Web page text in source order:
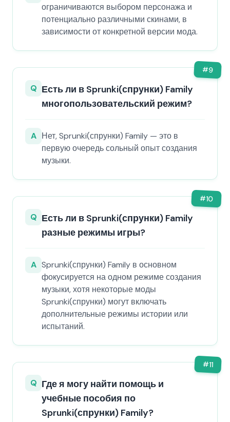
ограничиваются выбором персонажа и
потенциально различными скинами, в
зависимости от конкретной версии мода.
#9
Q Есть ли в Sprunki(спрунки) Family
многопользовательский режим?
A Нет, Sprunki(спрунки) Family — это в
первую очередь сольный опыт создания
музыки.
#10
Q Есть ли в Sprunki(спрунки) Family
разные режимы игры?
A Sprunki(спрунки) Family в основном
фокусируется на одном режиме создания
музыки, хотя некоторые моды
Sprunki(спрунки) могут включать
дополнительные режимы истории или
испытаний.
#11
Q Где я могу найти помощь и
учебные пособия по
Sprunki(спрунки) Family?